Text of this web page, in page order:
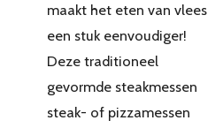
maakt het eten van vlees
een stuk eenvoudiger!
Deze traditioneel
gevormde steakmessen
steak- of pizzamessen